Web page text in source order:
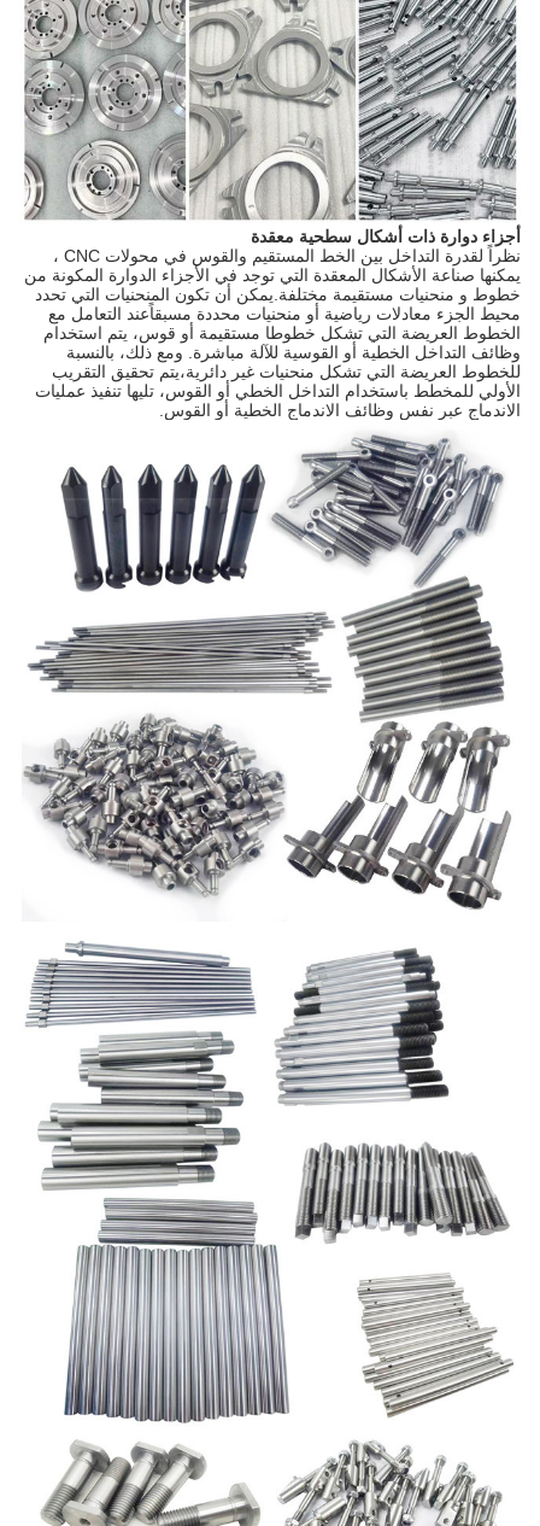
أجزاء دوارة ذات أشكال سطحية معقدة
نظراً لقدرة التداخل بين الخط المستقيم والقوس في محولات CNC ،
يمكنها صناعة الأشكال المعقدة التي توجد في الأجزاء الدوارة المكونة من
خطوط و منحنيات مستقيمة مختلفة.يمكن أن تكون المنحنيات التي تحدد
محيط الجزء معادلات رياضية أو منحنيات محددة مسبقاًعند التعامل مع
الخطوط العريضة التي تشكل خطوطا مستقيمة أو قوس، يتم استخدام
وظائف التداخل الخطية أو القوسية للآلة مباشرة. ومع ذلك، بالنسبة
للخطوط العريضة التي تشكل منحنيات غير دائرية،يتم تحقيق التقريب
الأولي للمخطط باستخدام التداخل الخطي أو القوس، تليها تنفيذ عمليات
الاندماج عبر نفس وظائف الاندماج الخطية أو القوس.